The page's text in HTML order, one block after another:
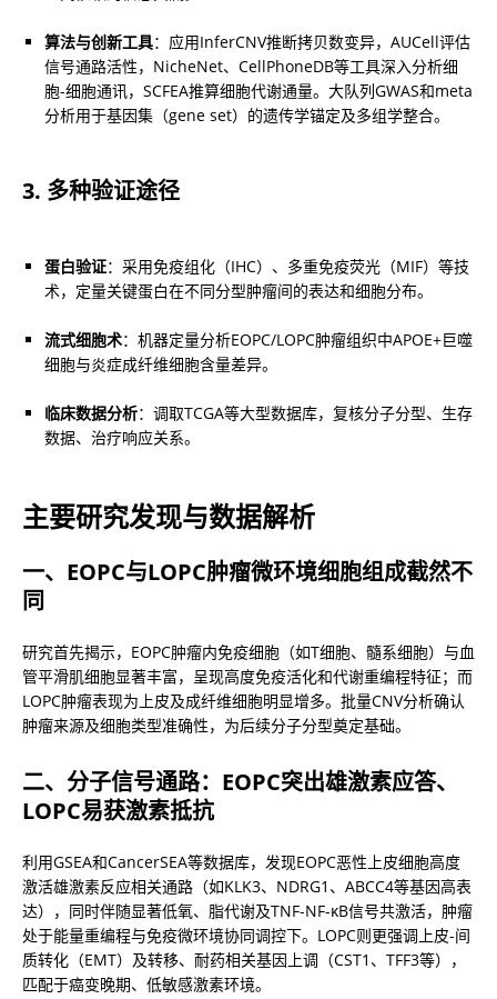
算法与创新工具：应用InferCNV推断拷贝数变异，AUCell评估
信号通路活性，NicheNet、CellPhoneDB等工具深入分析细
胞-细胞通讯，SCFEA推算细胞代谢通量。大队列GWAS和meta
分析用于基因集（gene set）的遗传学锚定及多组学整合。
3. 多种验证途径
蛋白验证：采用免疫组化（IHC）、多重免疫荧光（MIF）等技
术，定量关键蛋白在不同分型肿瘤间的表达和细胞分布。
流式细胞术：机器定量分析EOPC/LOPC肿瘤组织中APOE+巨噬
细胞与炎症成纤维细胞含量差异。
临床数据分析：调取TCGA等大型数据库，复核分子分型、生存
数据、治疗响应关系。
主要研究发现与数据解析
一、EOPC与LOPC肿瘤微环境细胞组成截然不
同
研究首先揭示，EOPC肿瘤内免疫细胞（如T细胞、髓系细胞）与血
管平滑肌细胞显著丰富，呈现高度免疫活化和代谢重编程特征；而
LOPC肿瘤表现为上皮及成纤维细胞明显增多。批量CNV分析确认
肿瘤来源及细胞类型准确性，为后续分子分型奠定基础。
二、分子信号通路：EOPC突出雄激素应答、
LOPC易获激素抵抗
利用GSEA和CancerSEA等数据库，发现EOPC恶性上皮细胞高度
激活雄激素反应相关通路（如KLK3、NDRG1、ABCC4等基因高表
达），同时伴随显著低氧、脂代谢及TNF-NF-κB信号共激活，肿瘤
处于能量重编程与免疫微环境协同调控下。LOPC则更强调上皮-间
质转化（EMT）及转移、耐药相关基因上调（CST1、TFF3等），
匹配于癌变晚期、低敏感激素环境。